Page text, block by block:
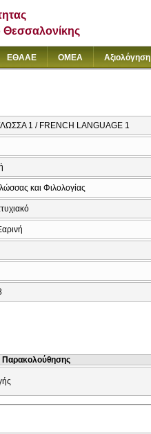
Θεσσαλονίκης
ΕΘΑΑΕ ΟΜΕΑ Αξιολόγηση
1 / FRENCH LANGUAGE 1
και Φιλολογίας
Παρακολούθησης